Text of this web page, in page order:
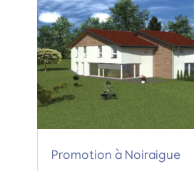
Promotion à Noiraigue